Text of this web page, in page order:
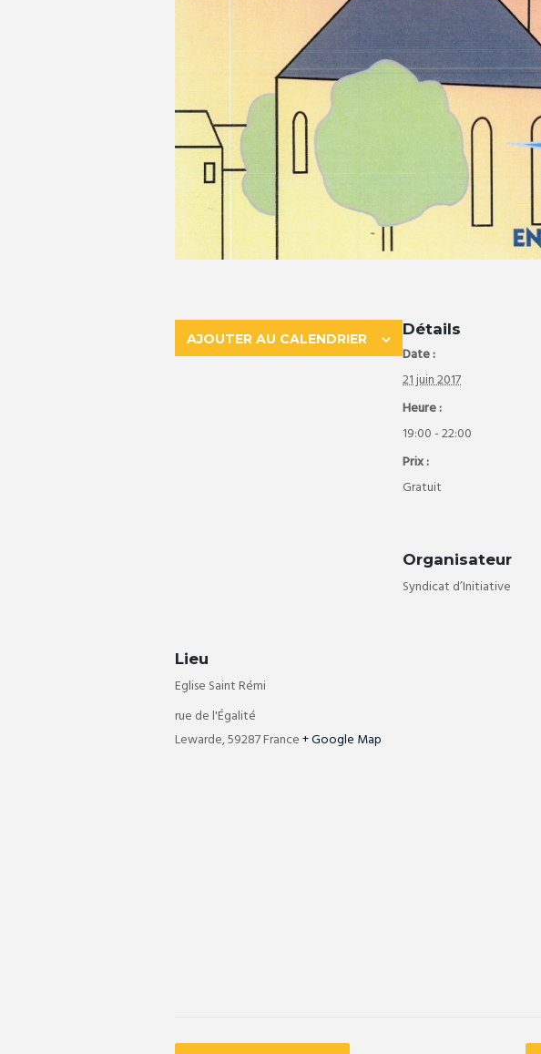
AJOUTER AU CALENDRIER
Détails
Date :
21 juin 2017
Heure :
19:00 - 22:00
Prix :
Gratuit
Organisateur
Syndicat d’Initiative
Lieu
Eglise Saint Rémi
rue de l'Égalité
Lewarde,59287France+ Google Map